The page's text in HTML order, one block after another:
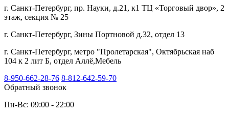
г. Санкт-Петербург, пр. Науки, д.21, к1 ТЦ «Торговый двор», 2
этаж, секция № 25
г. Санкт-Петербург, Зины Портновой д.32, отдел 13
г. Санкт-Петербург, метро "Пролетарская", Октябрьская наб
104 к 2 лит Б, отдел Аллё,Мебель
8-950-662-28-76 8-812-642-59-70
Обратный звонок
Пн-Вс: 09:00 - 22:00